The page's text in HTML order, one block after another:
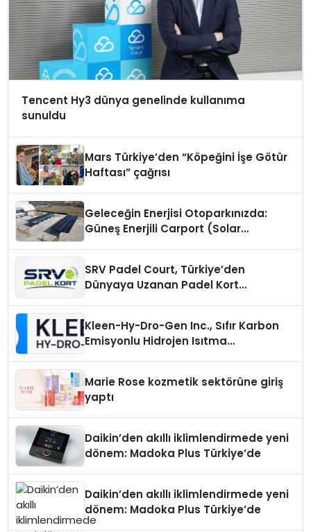
Tencent Hy3 dünya genelinde kullanıma
sunuldu
Mars Türkiye’den “Köpeğini İşe Götür
Haftası” çağrısı
Geleceğin Enerjisi Otoparkınızda:
Güneş Enerjili Carport (Solar
SRV Padel Court, Türkiye’den
Dünyaya Uzanan Padel Kort
Kleen-Hy-Dro-Gen Inc., Sıfır Karbon
Emisyonlu Hidrojen Isıtma
Marie Rose kozmetik sektörüne giriş
yaptı
Daikin’den akıllı iklimlendirmede yeni
dönem: Madoka Plus Türkiye’de
Daikin’den akıllı iklimlendirmede yeni
dönem: Madoka Plus Türkiye’de